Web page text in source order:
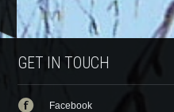
GET IN TOUCH
Facebook